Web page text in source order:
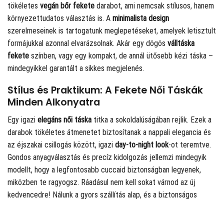
tökéletes vegán bőr fekete darabot, ami nemcsak stílusos, hanem
környezettudatos választás is. A minimalista design
szerelmeseinek is tartogatunk meglepetéseket, amelyek letisztult
formájukkal azonnal elvarázsolnak. Akár egy dögös válltáska
fekete színben, vagy egy kompakt, de annál ütősebb kézi táska –
mindegyikkel garantált a sikkes megjelenés.
Stílus és Praktikum: A Fekete Női Táskák
Minden Alkonyatra
Egy igazi elegáns női táska titka a sokoldalúságában rejlik. Ezek a
darabok tökéletes átmenetet biztosítanak a nappali elegancia és
az éjszakai csillogás között, igazi day-to-night look-ot teremtve.
Gondos anyagválasztás és precíz kidolgozás jellemzi mindegyik
modellt, hogy a legfontosabb cuccaid biztonságban legyenek,
miközben te ragyogsz. Ráadásul nem kell sokat várnod az új
kedvencedre! Nálunk a gyors szállítás alap, és a biztonságos